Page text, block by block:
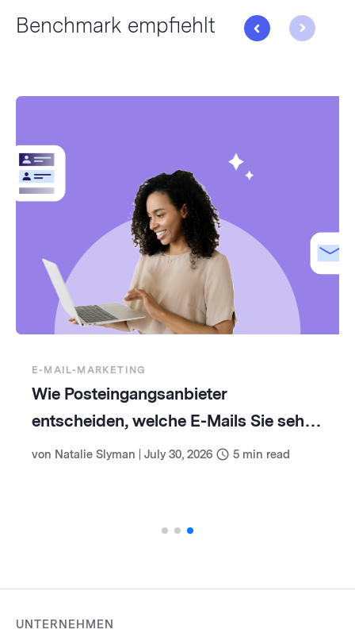
Benchmark empfiehlt
E-MAIL-MARKETING
Wie Posteingangsanbieter
entscheiden, welche E-Mails Sie sehen
(und wie Sie damit umgehen)
von Natalie Slyman July 30, 2026 5 min read
UNTERNEHMEN